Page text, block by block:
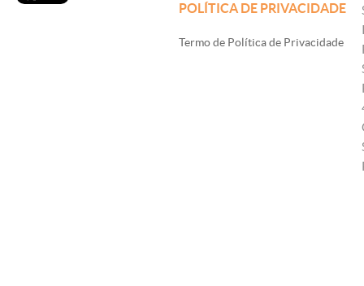
POLÍTICA DE PRIVACIDADE
Termo de Política de Privacidade